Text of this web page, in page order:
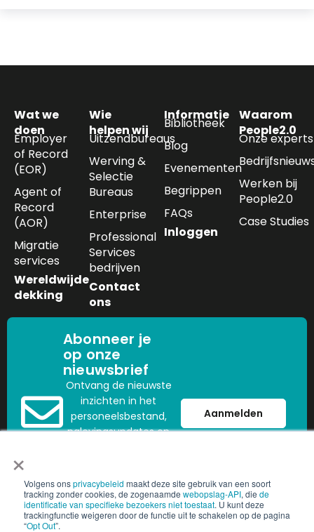
×
Volgens onsprivacybeleid maakt deze site gebruik van een soort
tracking zonder cookies, de zogenaamde webopslag-API, die de
identificatie van specifieke bezoekers niet toestaat. U kunt deze
trackingfunctie weigeren door de functie uit te schakelen op de pagina
“Opt Out”.
Wat we
doen
Employer
of Record
(EOR)
Agent of
Record
(AOR)
Migratie
services
Wereldwijde
dekking
Wie
helpen wij
Uitzendbureaus
Werving &
Selectie
Bureaus
Enterprise
Professional
Services
bedrijven
Contact
ons
Informatie
Bibliotheek
Blog
Evenementen
Begrippen
FAQs
Inloggen
Waarom
People2.0
Onze experts
Werken bij
People2.0
Case Studies
Abonneer je
op onze
nieuwsbrief
Ontvang de nieuwste
inzichten in het
personeelsbestand,
nalevingsupdates en
mailbox.
Aanmelden